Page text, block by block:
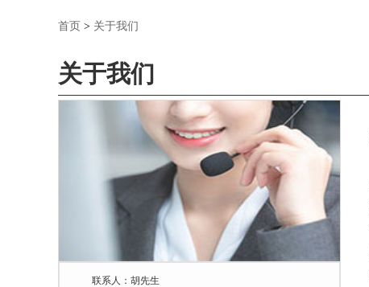
首页 > 关于我们
关于我们
联系人：胡先生